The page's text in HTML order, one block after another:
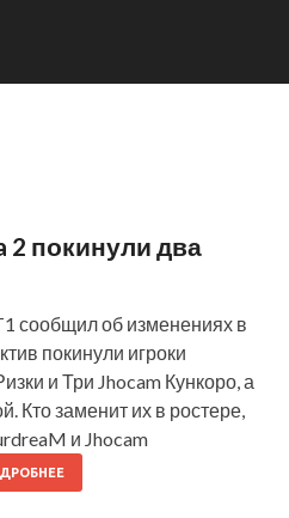
2 покинули два
сообщил об изменениях в
покинули игроки
и Три Jhocam Кункоро, а
Кто заменит их в ростере,
и Jhocam